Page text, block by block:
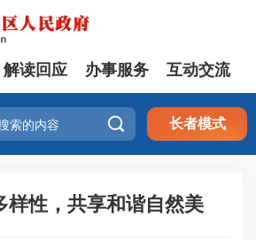
解读回应 办事服务 互动交流
 长者模式
样性，共享和谐自然美